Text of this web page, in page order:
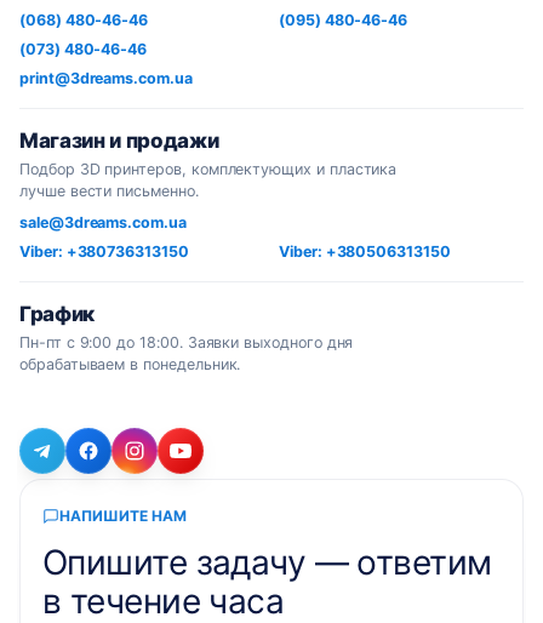
(068) 480-46-46
(095) 480-46-46
(073) 480-46-46
print@3dreams.com.ua
Магазин и продажи
Подбор 3D принтеров, комплектующих и пластика
лучше вести письменно.
sale@3dreams.com.ua
Viber: +380736313150
Viber: +380506313150
График
Пн-пт с 9:00 до 18:00. Заявки выходного дня
обрабатываем в понедельник.
НАПИШИТЕ НАМ
Опишите задачу — ответим
в течение часа